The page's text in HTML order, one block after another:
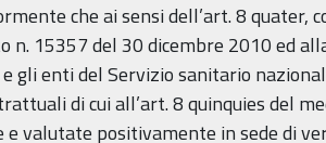
che ai sensi dell’art. 8 quater,
n. 15357 del 30 dicembre 2010 ed
gli enti del Servizio sanitario
di cui all’art. 8 quinquies del
valutate positivamente in sede di